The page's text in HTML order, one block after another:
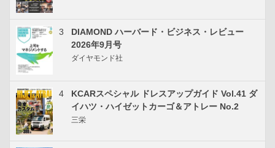
3
DIAMOND ハーバード・ビジネス・レビュー
2026年9月号
ダイヤモンド社
4
KCARスペシャル ドレスアップガイド Vol.41 ダ
イハツ・ハイゼットカーゴ＆アトレー No.2
三栄